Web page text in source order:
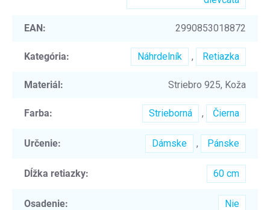
EAN: 2990853018872
Kategória: Náhrdelník , Retiazka
Materiál: Striebro 925, Koža
Farba: Strieborná , Čierna
Určenie: Dámske , Pánske
Dĺžka retiazky: 60 cm
Osadenie: Nie